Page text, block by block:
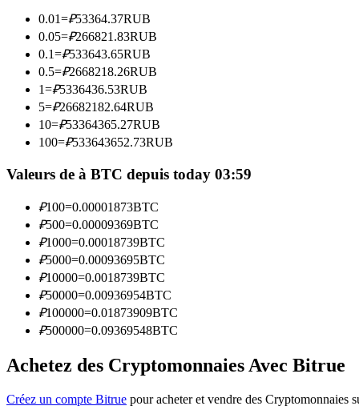
Copie de Trading
Rejoignez les meilleurs traders
Devenez un trader de copie
Profitez du partage des bénéfices et des commissions de copy
0.01=₽53364.37RUB
0.05=₽266821.83RUB
0.1=₽533643.65RUB
0.5=₽2668218.26RUB
1=₽5336436.53RUB
5=₽26682182.64RUB
10=₽53364365.27RUB
100=₽533643652.73RUB
Valeurs de à BTC depuis today 03:59
₽100=0.00001873BTC
₽500=0.00009369BTC
₽1000=0.00018739BTC
₽5000=0.00093695BTC
₽10000=0.0018739BTC
₽50000=0.00936954BTC
₽100000=0.01873909BTC
₽500000=0.09369548BTC
Achetez des Cryptomonnaies Avec Bitrue
Créez un compte Bitrue pour acheter et vendre des Cryptomonnaies